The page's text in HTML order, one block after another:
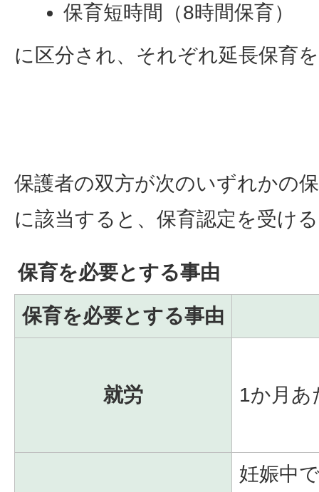
保育短時間（8時間保育）
に区分され、それぞれ延長保育
保護者の双方が次のいずれかの
に該当すると、保育認定を受け
保育を必要とする事由
保育を必要とする事由
就労 1か月あ
妊娠中